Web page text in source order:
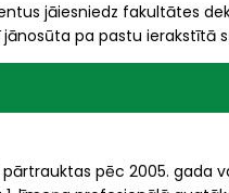
jāiesniedz fakultātes
pa pastu ierakstītā
pārtrauktas pēc 2005. gada